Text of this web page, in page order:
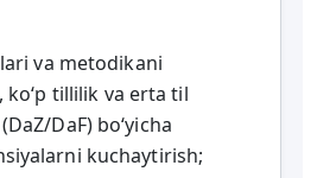
va metodikani
ko‘p tillilik va erta til
DaF) bo‘yicha
kuchaytirish;